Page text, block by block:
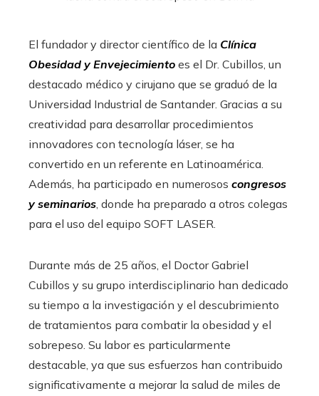
El fundador y director científico de la Clínica
Obesidad y Envejecimiento es el Dr. Cubillos, un
destacado médico y cirujano que se graduó de la
Universidad Industrial de Santander. Gracias a su
creatividad para desarrollar procedimientos
innovadores con tecnología láser, se ha
convertido en un referente en Latinoamérica.
Además, ha participado en numerosos congresos
y seminarios , donde ha preparado a otros colegas
para el uso del equipo SOFT LASER.
Durante más de 25 años, el Doctor Gabriel
Cubillos y su grupo interdisciplinario han dedicado
su tiempo a la investigación y el descubrimiento
de tratamientos para combatir la obesidad y el
sobrepeso. Su labor es particularmente
destacable, ya que sus esfuerzos han contribuido
significativamente a mejorar la salud de miles de